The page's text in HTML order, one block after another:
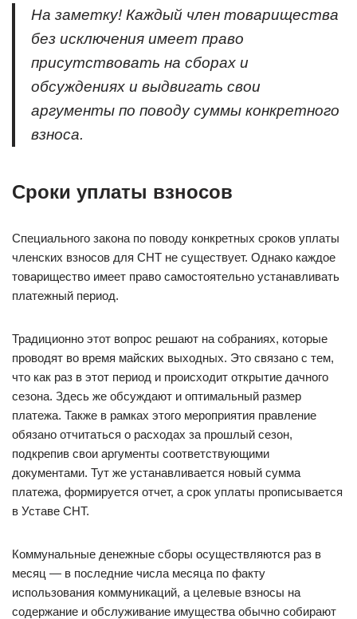
На заметку! Каждый член товарищества
без исключения имеет право
присутствовать на сборах и
обсуждениях и выдвигать свои
аргументы по поводу суммы конкретного
взноса.
Сроки уплаты взносов
Специального закона по поводу конкретных сроков уплаты
членских взносов для СНТ не существует. Однако каждое
товарищество имеет право самостоятельно устанавливать
платежный период.
Традиционно этот вопрос решают на собраниях, которые
проводят во время майских выходных. Это связано с тем,
что как раз в этот период и происходит открытие дачного
сезона. Здесь же обсуждают и оптимальный размер
платежа. Также в рамках этого мероприятия правление
обязано отчитаться о расходах за прошлый сезон,
подкрепив свои аргументы соответствующими
документами. Тут же устанавливается новый сумма
платежа, формируется отчет, а срок уплаты прописывается
в Уставе СНТ.
Коммунальные денежные сборы осуществляются раз в
месяц — в последние числа месяца по факту
использования коммуникаций, а целевые взносы на
содержание и обслуживание имущества обычно собирают